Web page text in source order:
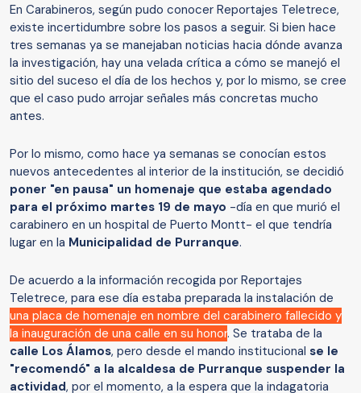
En Carabineros, según pudo conocer Reportajes Teletrece,
existe incertidumbre sobre los pasos a seguir. Si bien hace
tres semanas ya se manejaban noticias hacia dónde avanza
la investigación, hay una velada crítica a cómo se manejó el
sitio del suceso el día de los hechos y, por lo mismo, se cree
que el caso pudo arrojar señales más concretas mucho
antes.
Por lo mismo, como hace ya semanas se conocían estos
nuevos antecedentes al interior de la institución, se decidió
poner "en pausa" un homenaje que estaba agendado
para el próximo martes 19 de mayo -día en que murió el
carabinero en un hospital de Puerto Montt- el que tendría
lugar en la Municipalidad de Purranque.
De acuerdo a la información recogida por Reportajes
Teletrece, para ese día estaba preparada la instalación de
una placa de homenaje en nombre del carabinero fallecido y
la inauguración de una calle en su honor. Se trataba de la
calle Los Álamos, pero desde el mando institucional se le
"recomendó" a la alcaldesa de Purranque suspender la
actividad, por el momento, a la espera que la indagatoria